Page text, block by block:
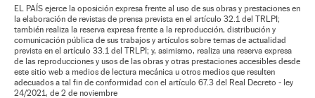
EL PAÍS ejerce la oposición expresa frente al uso de sus obras y prestaciones en
la elaboración de revistas de prensa prevista en el artículo 32.1 del TRLPI;
también realiza la reserva expresa frente a la reproducción, distribución y
comunicación pública de sus trabajos y artículos sobre temas de actualidad
prevista en el artículo 33.1 del TRLPI; y, asimismo, realiza una reserva expresa
de las reproducciones y usos de las obras y otras prestaciones accesibles desde
este sitio web a medios de lectura mecánica u otros medios que resulten
adecuados a tal fin de conformidad con el artículo 67.3 del Real Decreto - ley
24/2021, de 2 de noviembre